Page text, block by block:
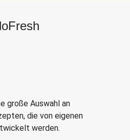
große Auswahl an
die von eigenen
werden.